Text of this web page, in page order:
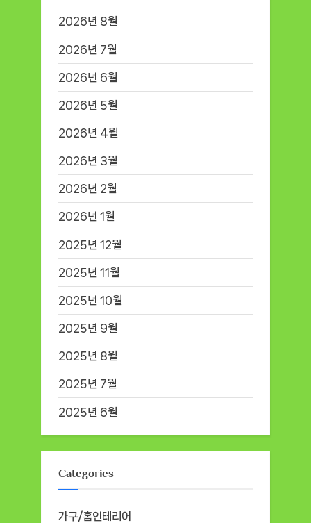
2026년 8월
2026년 7월
2026년 6월
2026년 5월
2026년 4월
2026년 3월
2026년 2월
2026년 1월
2025년 12월
2025년 11월
2025년 10월
2025년 9월
2025년 8월
2025년 7월
2025년 6월
Categories
가구/홈인테리어